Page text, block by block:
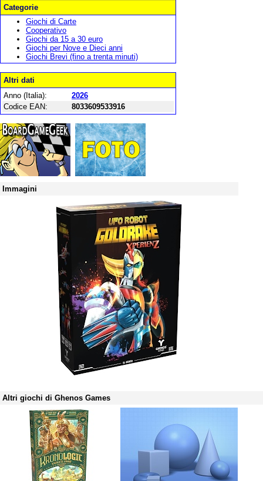
Categorie
Giochi di Carte
Cooperativo
Giochi da 15 a 30 euro
Giochi per Nove e Dieci anni
Giochi Brevi (fino a trenta minuti)
Altri dati
Anno (Italia):
2026
Codice EAN:
8033609533916
Immagini
Altri giochi di Ghenos Games